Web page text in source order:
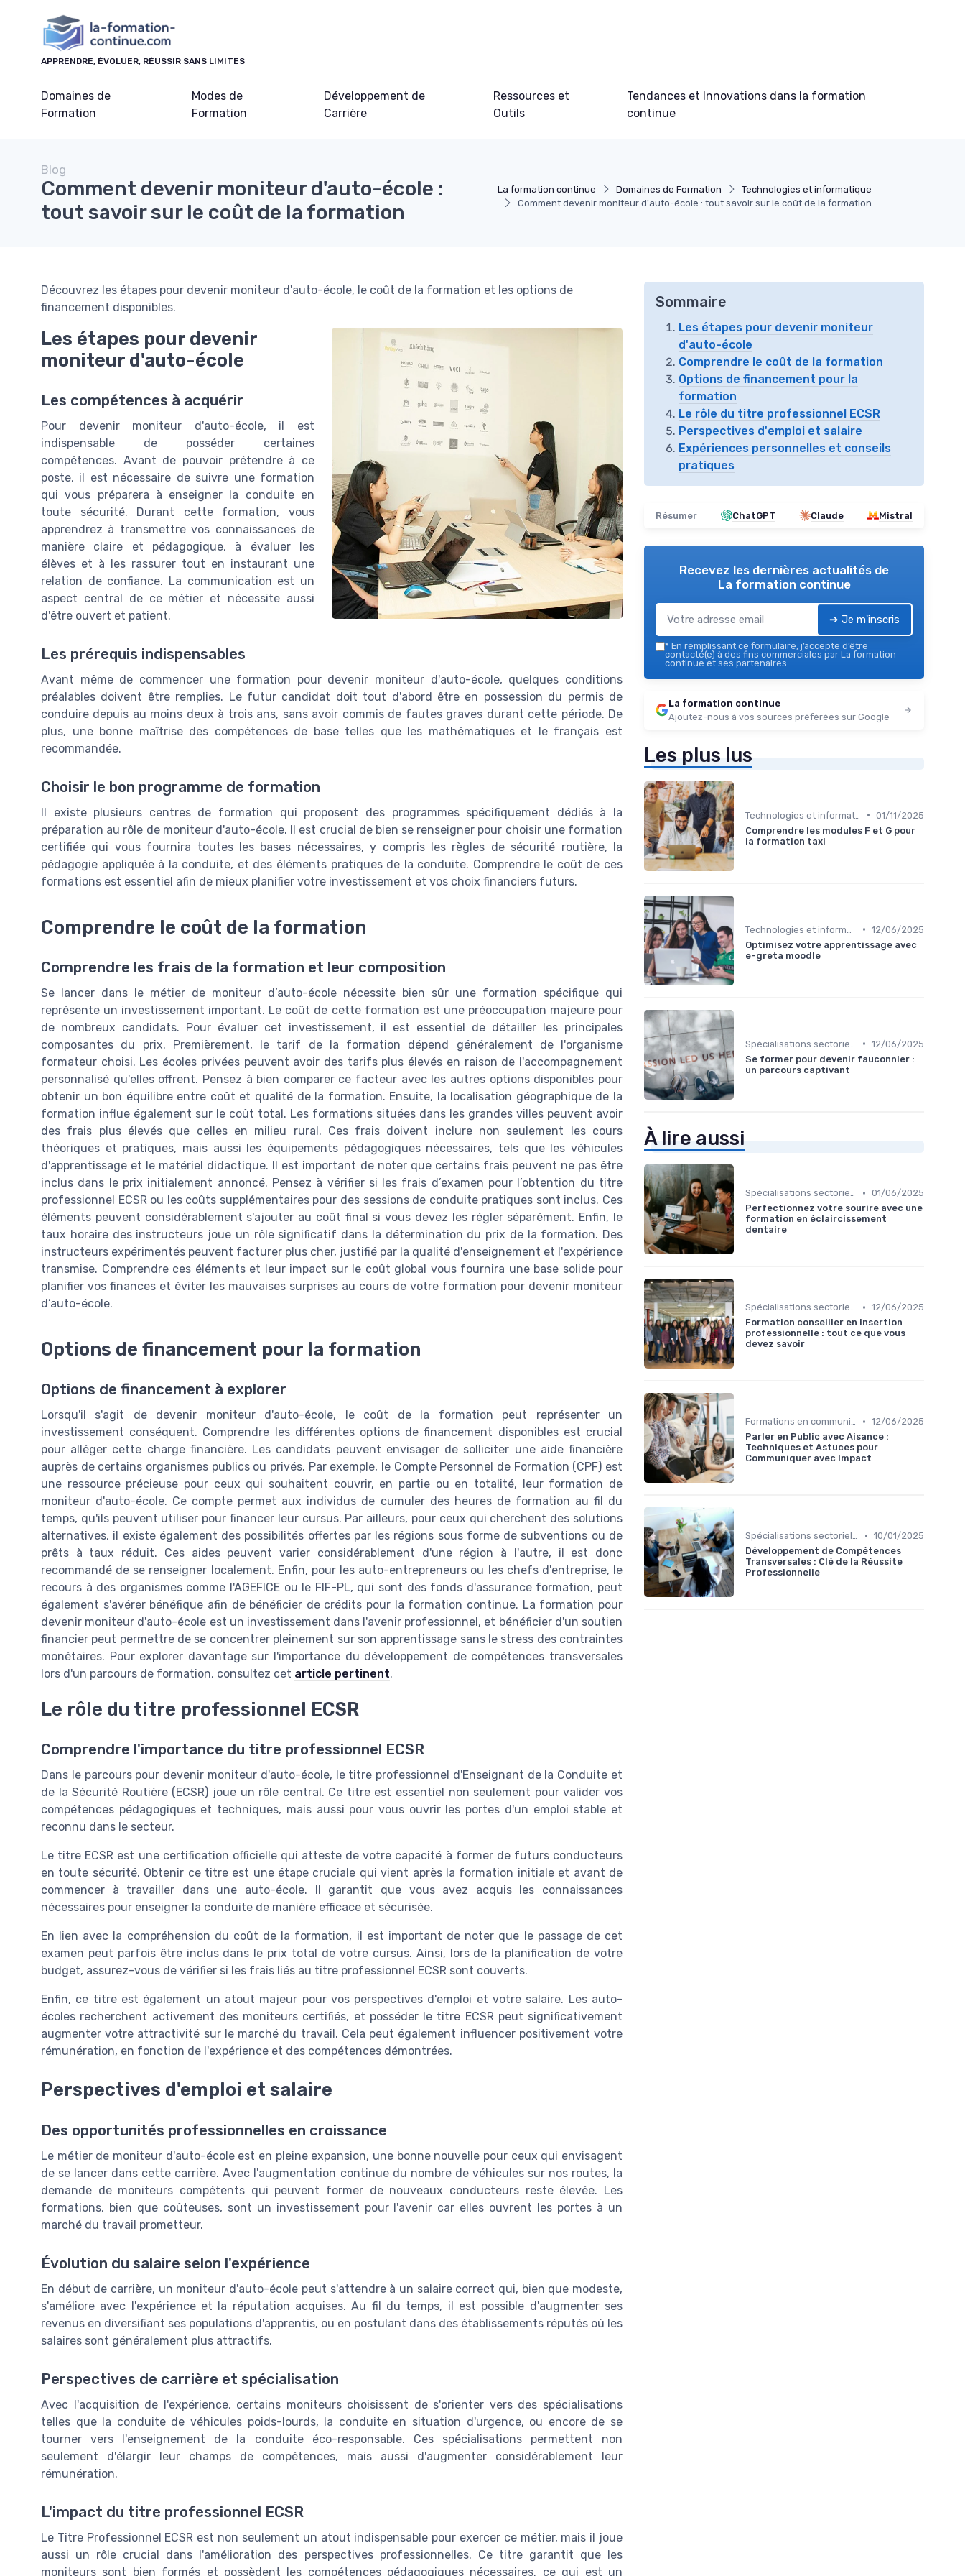
APPRENDRE, ÉVOLUER, RÉUSSIR SANS LIMITES
Domaines de
Formation
Modes de
Formation
Développement de
Carrière
Ressources et
Outils
Tendances et Innovations dans la formation
continue
La formation continue Domaines de Formation
Technologies et informatique
Comment devenir moniteur d'auto-école : tout savoir sur le coût de la formation
Blog
Comment devenir moniteur d'auto-école :
tout savoir sur le coût de la formation
Découvrez les étapes pour devenir moniteur d'auto-école, le coût de la formation et les options de
financement disponibles.
Les étapes pour devenir
moniteur d'auto-école
Les compétences à acquérir
Pour devenir moniteur d'auto-école, il est
indispensable de posséder certaines
compétences. Avant de pouvoir prétendre à ce
poste, il est nécessaire de suivre une formation
qui vous préparera à enseigner la conduite en
toute sécurité. Durant cette formation, vous
apprendrez à transmettre vos connaissances de
manière claire et pédagogique, à évaluer les
élèves et à les rassurer tout en instaurant une
relation de confiance. La communication est un
aspect central de ce métier et nécessite aussi
d'être ouvert et patient.
Les prérequis indispensables
Avant même de commencer une formation pour devenir moniteur d'auto-école, quelques conditions
préalables doivent être remplies. Le futur candidat doit tout d'abord être en possession du permis de
conduire depuis au moins deux à trois ans, sans avoir commis de fautes graves durant cette période. De
plus, une bonne maîtrise des compétences de base telles que les mathématiques et le français est
recommandée.
Choisir le bon programme de formation
Il existe plusieurs centres de formation qui proposent des programmes spécifiquement dédiés à la
préparation au rôle de moniteur d'auto-école. Il est crucial de bien se renseigner pour choisir une formation
certifiée qui vous fournira toutes les bases nécessaires, y compris les règles de sécurité routière, la
pédagogie appliquée à la conduite, et des éléments pratiques de la conduite. Comprendre le coût de ces
formations est essentiel afin de mieux planifier votre investissement et vos choix financiers futurs.
Comprendre le coût de la formation
Comprendre les frais de la formation et leur composition
Se lancer dans le métier de moniteur d’auto-école nécessite bien sûr une formation spécifique qui
représente un investissement important. Le coût de cette formation est une préoccupation majeure pour
de nombreux candidats. Pour évaluer cet investissement, il est essentiel de détailler les principales
composantes du prix. Premièrement, le tarif de la formation dépend généralement de l'organisme
formateur choisi. Les écoles privées peuvent avoir des tarifs plus élevés en raison de l'accompagnement
personnalisé qu'elles offrent. Pensez à bien comparer ce facteur avec les autres options disponibles pour
obtenir un bon équilibre entre coût et qualité de la formation. Ensuite, la localisation géographique de la
formation influe également sur le coût total. Les formations situées dans les grandes villes peuvent avoir
des frais plus élevés que celles en milieu rural. Ces frais doivent inclure non seulement les cours
théoriques et pratiques, mais aussi les équipements pédagogiques nécessaires, tels que les véhicules
d'apprentissage et le matériel didactique. Il est important de noter que certains frais peuvent ne pas être
inclus dans le prix initialement annoncé. Pensez à vérifier si les frais d’examen pour l’obtention du titre
professionnel ECSR ou les coûts supplémentaires pour des sessions de conduite pratiques sont inclus. Ces
éléments peuvent considérablement s'ajouter au coût final si vous devez les régler séparément. Enfin, le
taux horaire des instructeurs joue un rôle significatif dans la détermination du prix de la formation. Des
instructeurs expérimentés peuvent facturer plus cher, justifié par la qualité d'enseignement et l'expérience
transmise. Comprendre ces éléments et leur impact sur le coût global vous fournira une base solide pour
planifier vos finances et éviter les mauvaises surprises au cours de votre formation pour devenir moniteur
d’auto-école.
Options de financement pour la formation
Options de financement à explorer
Lorsqu'il s'agit de devenir moniteur d'auto-école, le coût de la formation peut représenter un
investissement conséquent. Comprendre les différentes options de financement disponibles est crucial
pour alléger cette charge financière. Les candidats peuvent envisager de solliciter une aide financière
auprès de certains organismes publics ou privés. Par exemple, le Compte Personnel de Formation (CPF) est
une ressource précieuse pour ceux qui souhaitent couvrir, en partie ou en totalité, leur formation de
moniteur d'auto-école. Ce compte permet aux individus de cumuler des heures de formation au fil du
temps, qu'ils peuvent utiliser pour financer leur cursus. Par ailleurs, pour ceux qui cherchent des solutions
alternatives, il existe également des possibilités offertes par les régions sous forme de subventions ou de
prêts à taux réduit. Ces aides peuvent varier considérablement d'une région à l'autre, il est donc
recommandé de se renseigner localement. Enfin, pour les auto-entrepreneurs ou les chefs d'entreprise, le
recours à des organismes comme l'AGEFICE ou le FIF-PL, qui sont des fonds d'assurance formation, peut
également s'avérer bénéfique afin de bénéficier de crédits pour la formation continue. La formation pour
devenir moniteur d'auto-école est un investissement dans l'avenir professionnel, et bénéficier d'un soutien
financier peut permettre de se concentrer pleinement sur son apprentissage sans le stress des contraintes
monétaires. Pour explorer davantage sur l'importance du développement de compétences transversales
lors d'un parcours de formation, consultez cet article pertinent.
Le rôle du titre professionnel ECSR
Comprendre l'importance du titre professionnel ECSR
Dans le parcours pour devenir moniteur d'auto-école, le titre professionnel d'Enseignant de la Conduite et
de la Sécurité Routière (ECSR) joue un rôle central. Ce titre est essentiel non seulement pour valider vos
compétences pédagogiques et techniques, mais aussi pour vous ouvrir les portes d'un emploi stable et
reconnu dans le secteur.
Le titre ECSR est une certification officielle qui atteste de votre capacité à former de futurs conducteurs
en toute sécurité. Obtenir ce titre est une étape cruciale qui vient après la formation initiale et avant de
commencer à travailler dans une auto-école. Il garantit que vous avez acquis les connaissances
nécessaires pour enseigner la conduite de manière efficace et sécurisée.
En lien avec la compréhension du coût de la formation, il est important de noter que le passage de cet
examen peut parfois être inclus dans le prix total de votre cursus. Ainsi, lors de la planification de votre
budget, assurez-vous de vérifier si les frais liés au titre professionnel ECSR sont couverts.
Enfin, ce titre est également un atout majeur pour vos perspectives d'emploi et votre salaire. Les auto-
écoles recherchent activement des moniteurs certifiés, et posséder le titre ECSR peut significativement
augmenter votre attractivité sur le marché du travail. Cela peut également influencer positivement votre
rémunération, en fonction de l'expérience et des compétences démontrées.
Perspectives d'emploi et salaire
Des opportunités professionnelles en croissance
Le métier de moniteur d'auto-école est en pleine expansion, une bonne nouvelle pour ceux qui envisagent
de se lancer dans cette carrière. Avec l'augmentation continue du nombre de véhicules sur nos routes, la
demande de moniteurs compétents qui peuvent former de nouveaux conducteurs reste élevée. Les
formations, bien que coûteuses, sont un investissement pour l'avenir car elles ouvrent les portes à un
marché du travail prometteur.
Évolution du salaire selon l'expérience
En début de carrière, un moniteur d'auto-école peut s'attendre à un salaire correct qui, bien que modeste,
s'améliore avec l'expérience et la réputation acquises. Au fil du temps, il est possible d'augmenter ses
revenus en diversifiant ses populations d'apprentis, ou en postulant dans des établissements réputés où les
salaires sont généralement plus attractifs.
Perspectives de carrière et spécialisation
Avec l'acquisition de l'expérience, certains moniteurs choisissent de s'orienter vers des spécialisations
telles que la conduite de véhicules poids-lourds, la conduite en situation d'urgence, ou encore de se
tourner vers l'enseignement de la conduite éco-responsable. Ces spécialisations permettent non
seulement d'élargir leur champs de compétences, mais aussi d'augmenter considérablement leur
rémunération.
L'impact du titre professionnel ECSR
Le Titre Professionnel ECSR est non seulement un atout indispensable pour exercer ce métier, mais il joue
aussi un rôle crucial dans l'amélioration des perspectives professionnelles. Ce titre garantit que les
moniteurs sont bien formés et possèdent les compétences pédagogiques nécessaires, ce qui est un
Sommaire
Les étapes pour devenir moniteur
d'auto-école
Comprendre le coût de la formation
Options de financement pour la
formation
Le rôle du titre professionnel ECSR
Perspectives d'emploi et salaire
Expériences personnelles et conseils
pratiques
Résumer ChatGPT Claude Mistral
Recevez les dernières actualités de
La formation continue
➔ Je m'inscris
* En remplissant ce formulaire, j’accepte d’être
contacté(e) à des fins commerciales par La formation
continue et ses partenaires.
La formation continue
Ajoutez-nous à vos sources préférées sur Google
Les plus lus
• 01/11/2025
Comprendre les modules F et G pour
la formation taxi
• 12/06/2025
Optimisez votre apprentissage avec
e-greta moodle
• 12/06/2025
Se former pour devenir fauconnier :
un parcours captivant
À lire aussi
Spécialisations sectorielles • 01/06/2025
Perfectionnez votre sourire avec une
formation en éclaircissement
dentaire
Spécialisations sectorielles • 12/06/2025
Formation conseiller en insertion
professionnelle : tout ce que vous
devez savoir
Formations en communication • 12/06/2025
Parler en Public avec Aisance :
Techniques et Astuces pour
Communiquer avec Impact
Spécialisations sectorielles • 10/01/2025
Développement de Compétences
Transversales : Clé de la Réussite
Professionnelle